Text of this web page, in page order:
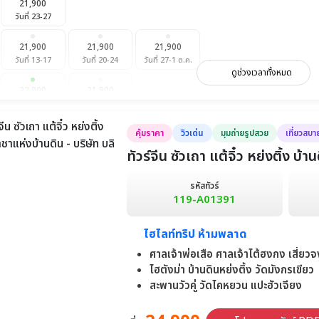
21,900
วันที่ 23-27
21,900
วันที่ 13-17
21,900
วันที่ 20-24
21,900
วันที่ 27-1 ต.ค.
ดูช่วงเวลาทั้งหมด
คุ้มราคา วิวเด่น มุมถ่ายรูปสวย เที่ยวสบา
ทัวร์จีน ซัวเถา แต้จิ๋ว หย่งติ้ง บ้า
รหัสทัวร์
119-A01391
ไฮไลท์ทริป ห้ามพลาด
ศาลเจ้าพ่อเสือ ศาลเจ้าไต้ฮงกง เสี่ยว
ไฮตังม่า บ้านดินหย่งติ้ง วัดมังกรเขียว
สะพานวัวคู่ วัดไคหยวน แปะฮัวเจียง